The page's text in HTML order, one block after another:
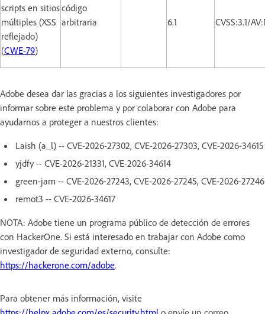
scripts en sitios
múltiples (XSS
reflejado)
(CWE-79)
código
arbitraria
6.1 CVSS:3.1/
Adobe desea dar las gracias a los siguientes investigadores por
informar sobre este problema y por colaborar con Adobe para
ayudarnos a proteger a nuestros clientes:
Laish (a_l) -- CVE-2026-27302, CVE-2026-27303, CVE-2026-34615
yjdfy -- CVE-2026-21331, CVE-2026-34614
green-jam -- CVE-2026-27243, CVE-2026-27245, CVE-2026-27246
remot3 -- CVE-2026-34617
NOTA: Adobe tiene un programa público de detección de errores
con HackerOne. Si está interesado en trabajar con Adobe como
investigador de seguridad externo, consulte:
https://hackerone.com/adobe.
Para obtener más información, visite